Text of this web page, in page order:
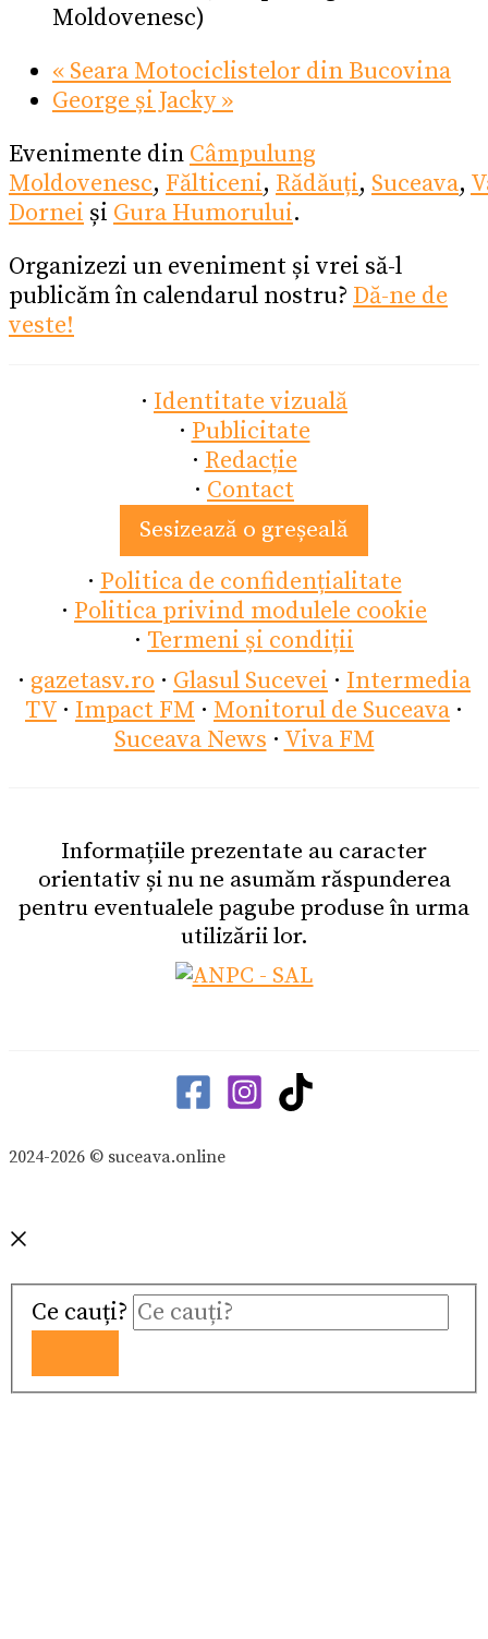
Moldovenesc)
« Seara Motociclistelor din Bucovina
George și Jacky»
Evenimente din Câmpulung
Moldovenesc, Fălticeni, Rădăuți, Suceava,
Dornei și Gura Humorului.
Organizezi un eveniment și vrei să-l
publicăm în calendarul nostru? Dă-ne de
veste!
· Identitate vizuală
· Publicitate
· Redacție
· Contact
Sesizează o greșeală
· Politica de confidențialitate
· Politica privind modulele cookie
· Termeni și condiții
· gazetasv.ro · Glasul Sucevei · Intermedia
TV · Impact FM · Monitorul de Suceava ·
Suceava News · Viva FM
Informațiile prezentate au caracter
orientativ și nu ne asumăm răspunderea
pentru eventualele pagube produse în urma
utilizării lor.
2024-2026 © suceava.online
Ce cauți?